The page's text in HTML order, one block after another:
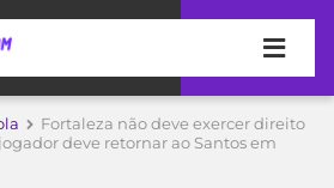
Fortaleza não deve exercer direito
deve retornar ao Santos em